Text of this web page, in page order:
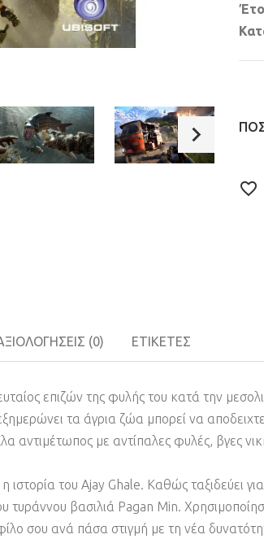
(0) ΕΤΙΚΈΤΕΣ
επιζών της φυλής του κατά την
τα άγρια ζώα μπορεί να
αντιμέτωπος με αντίπαλες φυλές, βγες
ιστορία του Ajay Ghale. Καθώς ταξιδεύει
τυράννου βασιλιά Pagan Min.
σου ανά πάσα στιγμή με τη νέα